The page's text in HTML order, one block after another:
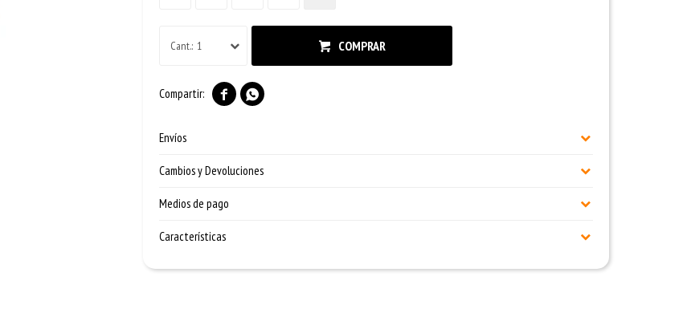
1 COMPRAR
 
Envíos
Cambios y Devoluciones
Medios de pago
Características